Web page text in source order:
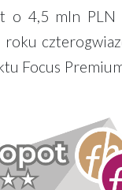
o 4,5 mln
Focus